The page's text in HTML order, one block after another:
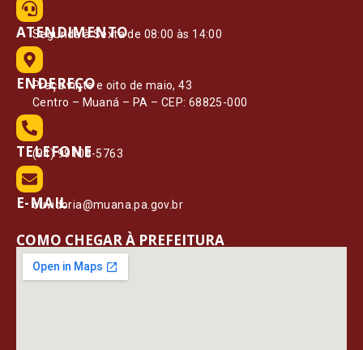
ATENDIMENTO
Segunda à Sexta de 08:00 às 14:00
ENDEREÇO
Praça vinte e oito de maio, 43
Centro – Muaná – PA – CEP: 68825-000
TELEFONE
(91) 99108-5763
E-MAIL
ouvidoria@muana.pa.gov.br
COMO CHEGAR À PREFEITURA